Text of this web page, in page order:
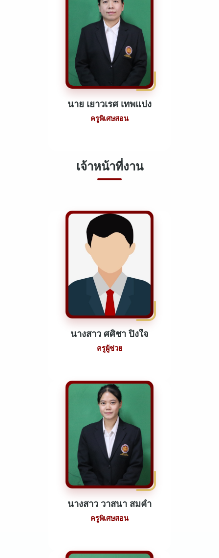
นาย เยาวเรศ เทพแปง
ครูพิเศษสอน
เจ้าหน้าที่งาน
นางสาว ศศิชา ปิงใจ
ครูผู้ช่วย
นางสาว วาสนา สมคำ
ครูพิเศษสอน